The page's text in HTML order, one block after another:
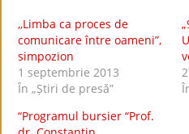
,,Limba ca proces de
comunicare între oameni”,
simpozion
1 septembrie 2013
În „Știri de presă”
“Programul bursier “Prof.